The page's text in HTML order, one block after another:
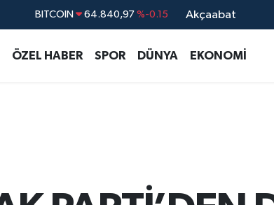
BITCOIN 64.840,97 %-0.15 Akçaabat
ÖZEL HABER SPOR DÜNYA EKONOMİ